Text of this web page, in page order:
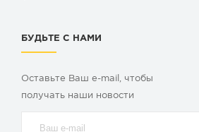
БУДЬТЕ С НАМИ
Оставьте Ваш e-mail, чтобы
получать наши новости